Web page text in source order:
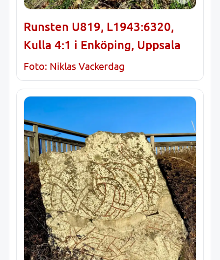
Runsten U819, L1943:6320,
Kulla 4:1 i Enköping, Uppsala
Foto: Niklas Vackerdag